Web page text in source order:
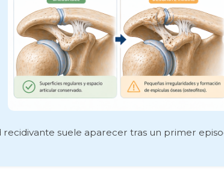
recidivante suele aparecer tras un primer